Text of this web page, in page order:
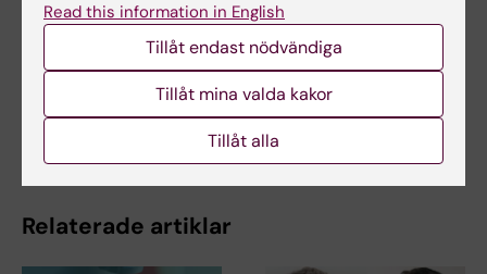
Uppdaterad av:
2022-05-10
Dela
Relaterade artiklar
Read this information in English
Tillåt endast nödvändiga
Tillåt mina valda kakor
Tillåt alla